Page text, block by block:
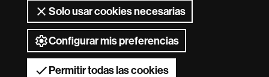
Solo usar cookies necesarias
Configurar mis preferencias
Permitir todas las cookies
UAB es reconocida internacionalmente por la calidad y el
carácter innovador de su investigación.
2026 Universitat Autònoma de Barcelona